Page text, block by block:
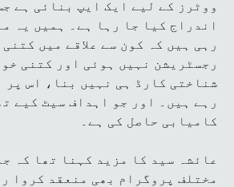
ووٹرز کے لیے ایک ایپ بنائی ہے
اندراج کیا جا رہا ہے۔ ہمیں یہ
رہی ہیں کہ کون سے علاقے میں
رجسٹریشن نہیں ہوئی اور کتنی
شناختی کارڈ ہی نہیں بنا، اس پر
رہے ہیں۔ اور جو اہداف سیٹ کیے
کامیابی حاصل کی ہے۔
عائشہ سید کا مزید کہنا تھا کہ
مختلف پروگرام بھی منعقد کروا